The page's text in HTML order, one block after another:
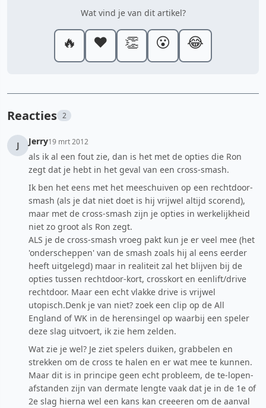
Wat vind je van dit artikel?
🔥 ❤️ 👏 😮 😂
Reacties 2
J Jerry19 mrt 2012
als ik al een fout zie, dan is het met de opties die Ron
zegt dat je hebt in het geval van een cross-smash.
Ik ben het eens met het meeschuiven op een rechtdoor-
smash (als je dat niet doet is hij vrijwel altijd scorend),
maar met de cross-smash zijn je opties in werkelijkheid
niet zo groot als Ron zegt.
ALS je de cross-smash vroeg pakt kun je er veel mee (het
'onderscheppen' van de smash zoals hij al eens eerder
heeft uitgelegd) maar in realiteit zal het blijven bij de
opties tussen rechtdoor-kort, crosskort en eenlift/drive
rechtdoor. Maar een echt vlakke drive is vrijwel
utopisch.Denk je van niet? zoek een clip op de All
England of WK in de herensingel op waarbij een speler
deze slag uitvoert, ik zie hem zelden.
Wat zie je wel? Je ziet spelers duiken, grabbelen en
strekken om de cross te halen en er wat mee te kunnen.
Maar dit is in principe geen echt probleem, de te-lopen-
afstanden zijn van dermate lengte vaak dat je in de 1e of
2e slag hierna wel een kans kan creeeren om de aanval